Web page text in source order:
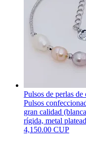
Pulsos de perlas
Pulsos
gran calidad
rígida, metal
4,150.00 CUP